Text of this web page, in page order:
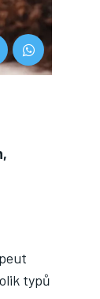
typů